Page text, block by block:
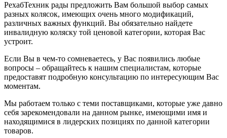
РехабТехник рады предложить Вам большой выбор самых
разных колясок, имеющих очень много модификаций,
различных важных функций. Вы обязательно найдете
инвалидную коляску той ценовой категории, которая Вас
устроит.
Если Вы в чем-то сомневаетесь, у Вас появились любые
вопросы – обращайтесь к нашим специалистам, которые
предоставят подробную консультацию по интересующим Вас
моментам.
Мы работаем только с теми поставщиками, которые уже давно
себя зарекомендовали на данном рынке, имеющими имя и
находящимися в лидерских позициях по данной категории
товаров.